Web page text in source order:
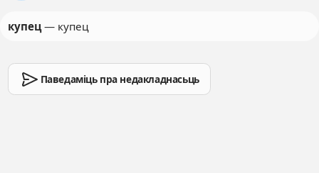
купец— купец
Паведаміць пра недакладнасьць